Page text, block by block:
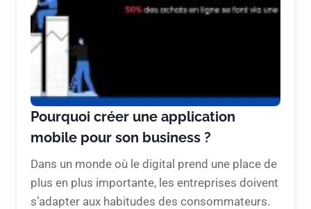
Pourquoi créer une application
mobile pour son business ?
Dans un monde où le digital prend une place de
plus en plus importante, les entreprises doivent
s’adapter aux habitudes des consommateurs.